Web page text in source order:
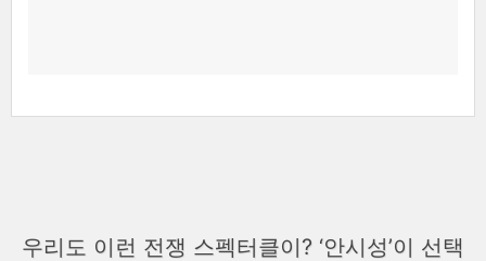
우리도 이런 전쟁 스펙터클이? ‘안시성’이 선택